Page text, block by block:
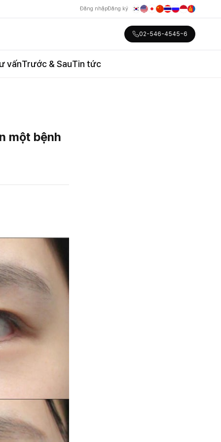
Đăng nhậpĐăng ký
02-546-4545~6
vấnTrước & SauTin tức
một bệnh